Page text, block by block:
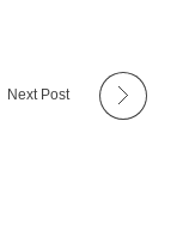
Next Post